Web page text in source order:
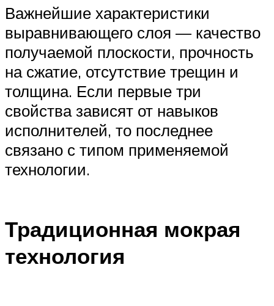
Важнейшие характеристики
выравнивающего слоя — качество
получаемой плоскости, прочность
на сжатие, отсутствие трещин и
толщина. Если первые три
свойства зависят от навыков
исполнителей, то последнее
связано с типом применяемой
технологии.
Традиционная мокрая
технология